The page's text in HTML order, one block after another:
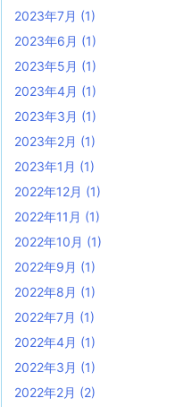
2023年7月 (1)
2023年6月 (1)
2023年5月 (1)
2023年4月 (1)
2023年3月 (1)
2023年2月 (1)
2023年1月 (1)
2022年12月 (1)
2022年11月 (1)
2022年10月 (1)
2022年9月 (1)
2022年8月 (1)
2022年7月 (1)
2022年4月 (1)
2022年3月 (1)
2022年2月 (2)